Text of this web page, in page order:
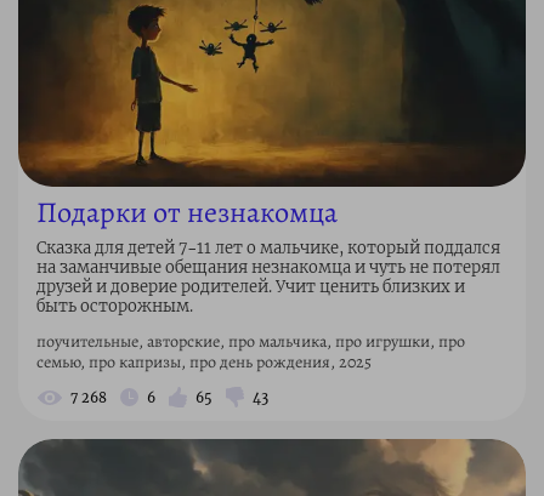
Подарки от незнакомца
Сказка для детей 7–11 лет о мальчике, который поддался
на заманчивые обещания незнакомца и чуть не потерял
друзей и доверие родителей. Учит ценить близких и
быть осторожным.
поучительные, авторские, про мальчика, про игрушки, про
семью, про капризы, про день рождения, 2025
7 268 6 65 43